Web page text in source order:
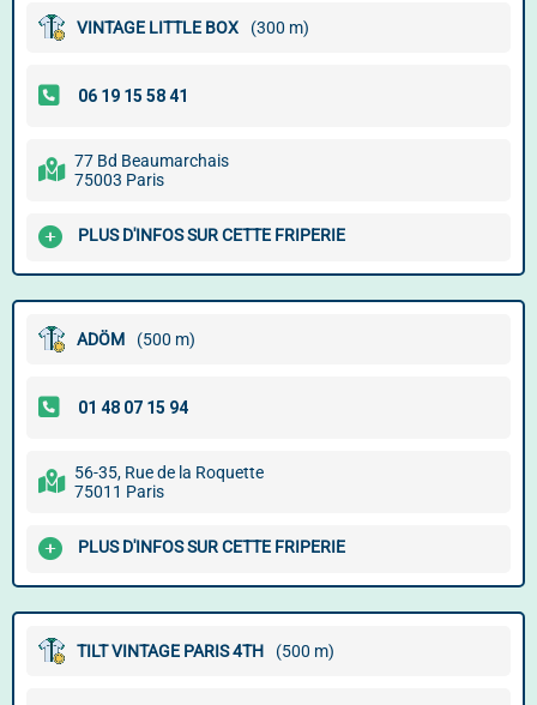
VINTAGE LITTLE BOX (300 m)
77 Bd Beaumarchais
75003 Paris
PLUS D'INFOS SUR CETTE FRIPERIE
ADÖM (500 m)
56-35, Rue de la Roquette
75011 Paris
PLUS D'INFOS SUR CETTE FRIPERIE
TILT VINTAGE PARIS 4TH (500 m)